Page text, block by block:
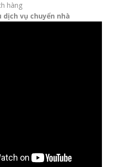
hàng
vụ chuyển nhà